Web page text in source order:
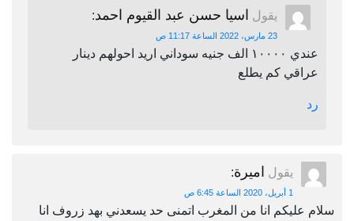
يقول اسيا حسن عبد القيوم احمد:
23 مارس، 2022 الساعة 11:17 ص
عندي ١٠٠٠٠ الف جنيه سوداني اريد احولهم دينار
عراقي كم يطلع
رد
يقول اميرة:
1 أبريل، 2020 الساعة 6:45 ص
سلام عليكم انا من المغرب اتمنى حد يسعدني بهد زروف انا